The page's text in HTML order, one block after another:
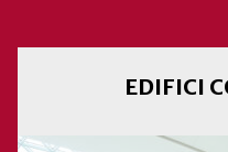
EDIFICI